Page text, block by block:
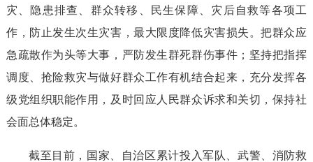
灾、隐患排查、群众转移、民生保障、灾后自救等各项工
作，防止发生次生灾害，最大限度降低灾害损失。把群众应
急疏散作为头等大事，严防发生群死群伤事件；坚持把指挥
调度、抢险救灾与做好群众工作有机结合起来，充分发挥各
级党组织职能作用，及时回应人民群众诉求和关切，保持社
会面总体稳定。
截至目前，国家、自治区累计投入军队、武警、消防救